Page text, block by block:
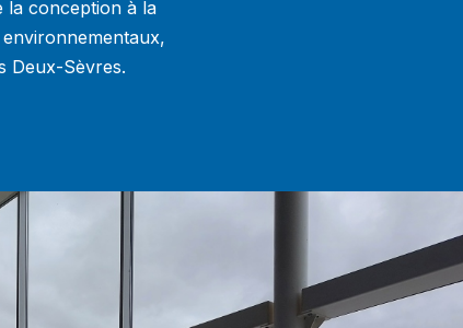
la conception à la
Deux-Sèvres.